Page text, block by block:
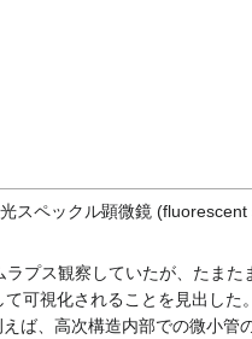
スペックル顕微鏡 (fluorescent
ラプス観察していたが、たまた
可視化されることを見出した
ば、高次構造内部での微小管